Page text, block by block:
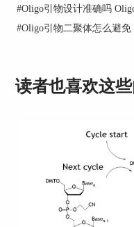
3、结构风险权重可调
为了避免发卡、自
构，Oligo提供热力
结构干扰的惩罚权
调高，以确保软件
#Oligo引物设计准确吗
#Oligo引物二聚体怎么避
读者也喜欢这